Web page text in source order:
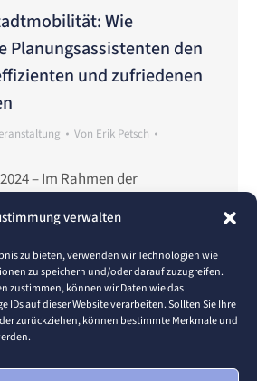
verwalten
zu bieten, verwenden wir Technologien wie
zu speichern und/oder darauf zuzugreifen.
zustimmen, können wir Daten wie das
IDs auf dieser Website verarbeiten. Sollten Sie Ihre
zurückziehen, können bestimmte Merkmale und
Wie
Planungsassistenten den
und zufriedenen
Von Erik Petsch
– Im Rahmen der
hielt Alexandra Wins am
Vortrag über die
Mobilität für das
und die
und Familie. Sie betonte,
Gebieten der multimodale
und zeitsparende